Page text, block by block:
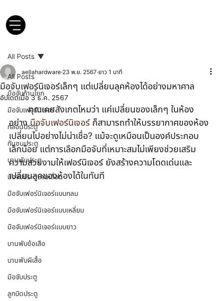
All Posts
มือจับก้านโยก
มือจับเฟอร์นิเจอร์
กลอนประตู
กันชนประตู
บานพับประตู
มือจับประตูบานเลื่อน
มือจับเฟอร์นิเจอร์แบบกลม
มือจับเฟอร์นิเจอร์แบบเหลี่ยม
มือจับเฟอร์นิเจอร์แบบยาว
บานพับข้อเสือ
บานพับผีเสื้อ
มือจับประตู
ลูกบิดประตู
All Posts
มือจับเฟอร์นิเจอร์เล็กๆ แต่เปลี่ยนลุคห้องได้อย่างมหาศาล
aellahardware 23 พ.ย. 2567 ยาว 1 นาที
อัปเดตเมื่อ3 ธ.ค. 2567
คุณเคยสังเกตไหมว่า แค่เปลี่ยนของเล็กๆ ในห้อง
อย่าง มือจับเฟอร์นิเจอร์ ก็สามารถทำให้บรรยากาศของห้อง
เปลี่ยนไปอย่างไม่น่าเชื่อ? แม้จะดูเหมือนเป็นองค์ประกอบ
เล็กน้อย แต่การเลือกมือจับที่เหมาะสมไม่เพียงช่วยเสริม
ความสวยงามให้เฟอร์นิเจอร์ ยังสร้างความโดดเด่นและ
เปลี่ยนลุคของห้องได้ในทันที